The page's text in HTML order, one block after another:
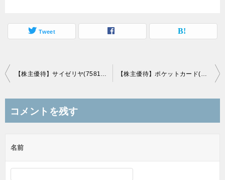
Tweet
投
ビ
ー
シ
【株主優待】サイゼリヤ(7581)の優待品到着、イタリア直輸入食材 【株主優待】ポケットカード(8519)の優待到着、クレジットカードポイント
コメントを残す
名前